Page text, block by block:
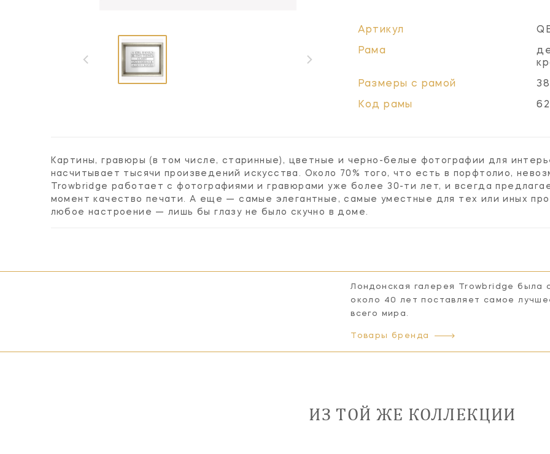
Артикул
Рама
Размеры с рамой
Код рамы
Картины, гравюры (в том числе, старинные), цветные и черно-белые фотографии для
насчитывает тысячи произведений искусства. Около 70% того, что есть в порфтолио,
Trowbridge работает с фотографиями и гравюрами уже более 30-ти лет, и всегда
момент качество печати. А еще — самые элегантные, самые уместные для тех или иных
любое настроение — лишь бы глазу не было скучно в доме.
Лондонская галерея Trowbridge была
около 40 лет поставляет самое
всего мира.
Товары бренда
ИЗ ТОЙ ЖЕ КОЛЛЕКЦИИ